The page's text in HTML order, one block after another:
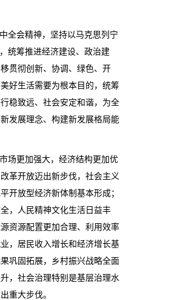
全会精神，坚持以马克思列宁
统筹推进经济建设、政治建
贯彻创新、协调、绿色、开
好生活需要为根本目的，统筹
稳致远、社会安定和谐，为全
发展理念、构建新发展格局能
场更加强大，经济结构更加优
革开放迈出新步伐，社会主义
开放型经济新体制基本形成；
，人民精神文化生活日益丰
资源配置更加合理、利用效率
，居民收入增长和经济增长基
巩固拓展，乡村振兴战略全面
，社会治理特别是基层治理水
重大步伐。